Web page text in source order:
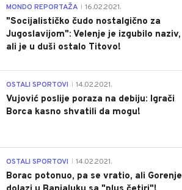
MONDO REPORTAŽA 16.02.2021.
"Socijalističko čudo nostalgično za
Jugoslavijom": Velenje je izgubilo naziv,
ali je u duši ostalo Titovo!
OSTALI SPORTOVI 14.02.2021.
Vujović poslije poraza na debiju: Igrači
Borca kasno shvatili da mogu!
OSTALI SPORTOVI 14.02.2021.
Borac potonuo, pa se vratio, ali Gorenje